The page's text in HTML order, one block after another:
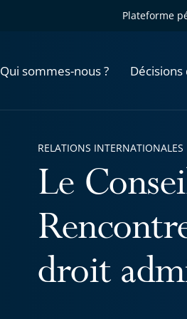
Plateforme
Qui sommes-nous ?
Le
droit
RELATIONS INTERNATIONALES